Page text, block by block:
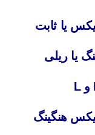
یا ثابت
یا ریلی
هنگینگ